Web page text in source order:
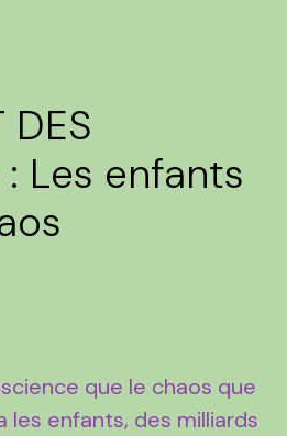
DES
: Les enfants
que le chaos que
enfants, des milliards